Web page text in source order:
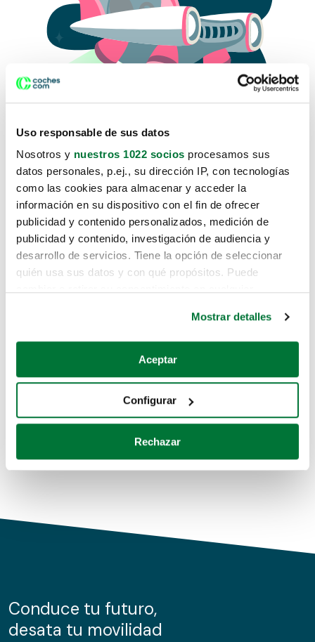
Uso responsable de sus datos
Nosotros y nuestros 1022 socios procesamos sus
datos personales, p.ej., su dirección IP, con tecnologías
como las cookies para almacenar y acceder la
información en su dispositivo con el fin de ofrecer
publicidad y contenido personalizados, medición de
publicidad y contenido, investigación de audiencia y
desarrollo de servicios. Tiene la opción de seleccionar
quién usa sus datos y con qué propósitos. Puede
Si lo permite, también quisiéramos:
Recopilar información sobre su ubicación geográfica
Identificar su dispositivo analizándolo activamente
para buscar características específicas (huellas
Obtenga más información sobre cómo se procesan sus
de cookies.
información sobre el uso que haga del sitio web con
nuestros partners de redes sociales, publicidad y análisis
Mostrar detalles
Aceptar
Configurar
Rechazar
Lo sentimos, no sabemos como
te hemos traido hasta aquí.
Pero puedes encontrar el coche que estás
buscando en alguno de estos enlaces:
Coches de segunda mano
Coches de km0
Conduce tu futuro,
desata tu movilidad